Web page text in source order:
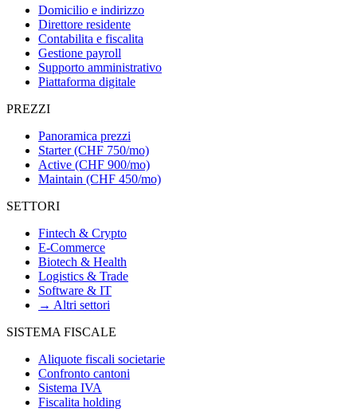
Domicilio e indirizzo
Direttore residente
Contabilita e fiscalita
Gestione payroll
Supporto amministrativo
Piattaforma digitale
PREZZI
Panoramica prezzi
Starter (CHF 750/mo)
Active (CHF 900/mo)
Maintain (CHF 450/mo)
SETTORI
Fintech & Crypto
E-Commerce
Biotech & Health
Logistics & Trade
Software & IT
→ Altri settori
SISTEMA FISCALE
Aliquote fiscali societarie
Confronto cantoni
Sistema IVA
Fiscalita holding